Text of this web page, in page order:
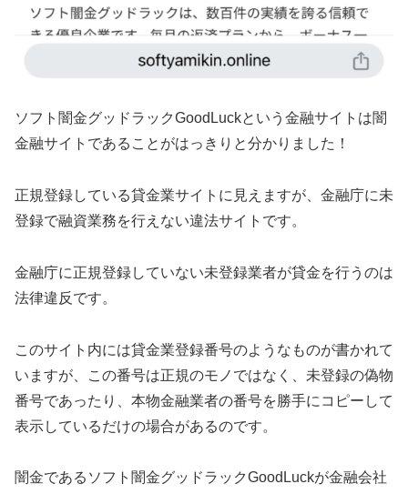
ソフト闇金グッドラックGoodLuck という金融サイトは闇
金融サイトであることがはっきりと分かりました！
正規登録している貸金業サイトに見えますが、金融庁に未
登録で融資業務を行えない違法サイトです。
金融庁に正規登録していない未登録業者が貸金を行うのは
法律違反です。
このサイト内には貸金業登録番号のようなものが書かれて
いますが、この番号は正規のモノではなく、未登録の偽物
番号であったり、本物金融業者の番号を勝手にコピーして
表示しているだけの場合があるのです。
闇金であるソフト闇金グッドラックGoodLuck が金融会社